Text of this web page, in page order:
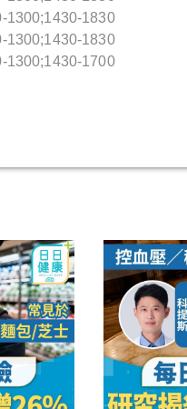
1300;1430-1830
1300;1430-1830
1300;1430-1700